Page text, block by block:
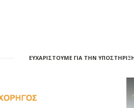
ΕΥΧΑΡΙΣΤΟΥΜΕ ΓΙΑ ΤΗΝ